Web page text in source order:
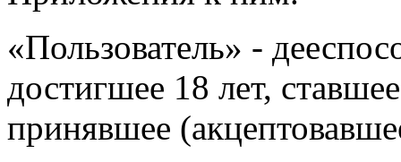
«Пользователь» -
достигшее 18 лет,
принявшее